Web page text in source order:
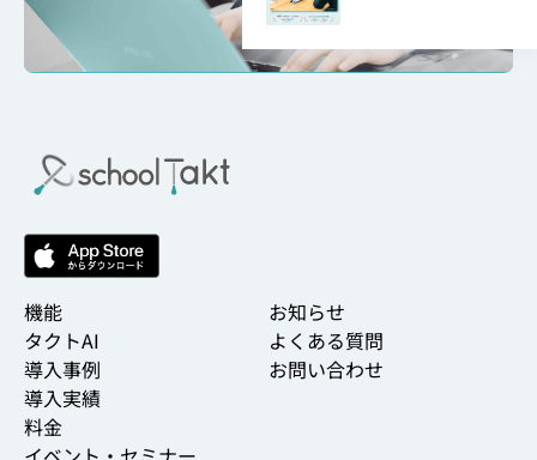
機能
タクトAI
導入事例
導入実績
料金
お知らせ
よくある質問
お問い合わせ